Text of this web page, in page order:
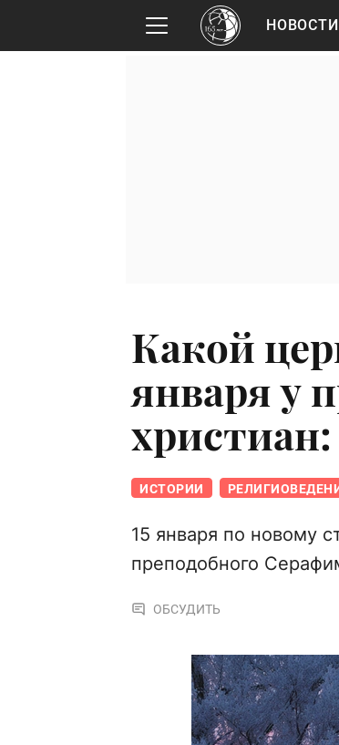
НОВОСТИ
Какой
января у
ИСТОРИИ
15 января по новому
преподобного
ОБСУДИТЬ